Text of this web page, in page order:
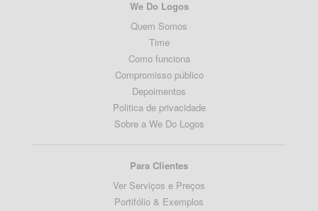
We Do Logos
Quem Somos
Time
Como funciona
Compromisso público
Depoimentos
Politica de privacidade
Sobre a We Do Logos
Para Clientes
Ver Serviços e Preços
Portifólio & Exemplos